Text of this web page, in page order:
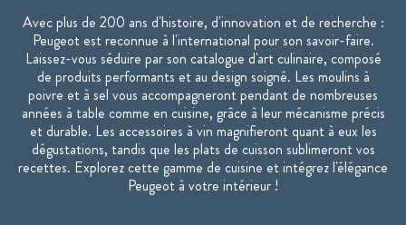
Avec plus de 200 ans d'histoire, d'innovation et de recherche :
Peugeot est reconnue à l'international pour son savoir-faire.
Laissez-vous séduire par son catalogue d'art culinaire, composé
de produits performants et au design soigné. Les moulins à
poivre et à sel vous accompagneront pendant de nombreuses
années à table comme en cuisine, grâce à leur mécanisme précis
et durable. Les accessoires à vin magnifieront quant à eux les
dégustations, tandis que les plats de cuisson sublimeront vos
recettes. Explorez cette gamme de cuisine et intégrez l'élégance
Peugeot à votre intérieur !